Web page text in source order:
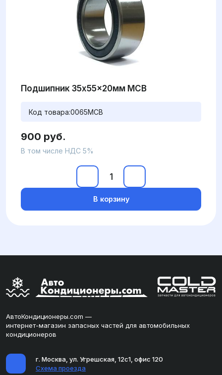
Подшипник 35x55x20мм MCB
Код товара:0065MCB
900 руб.
В том числе НДС 5%
В корзину
АвтоКондиционеры.com —
интернет-магазин запасных частей для автомобильных
кондиционеров
г. Москва, ул. Угрешская, 12с1, офис 120
Схема проезда